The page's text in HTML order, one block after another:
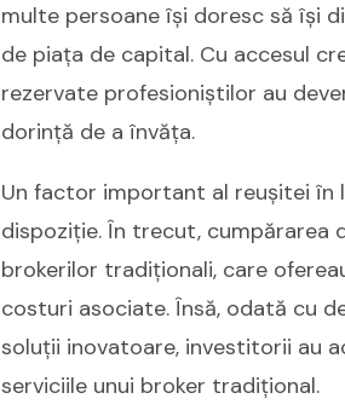
multe persoane își doresc să își
de piața de capital. Cu accesul
rezervate profesioniștilor au
dorință de a învăța.
Un factor important al reușitei în
dispoziție. În trecut, cumpărarea
brokerilor tradiționali, care
costuri asociate. Însă, odată cu
soluții inovatoare, investitorii au
serviciile unui broker tradițional.